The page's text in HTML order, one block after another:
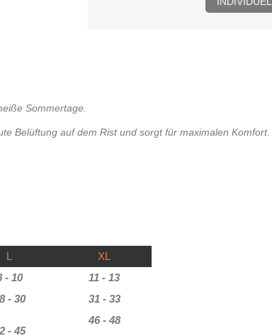
Sommertage.
Belüftung auf dem Rist und sorgt für maximalen Komfort.
L XL
- 10
11 - 13
- 30 31 - 33
- 45
46 - 48